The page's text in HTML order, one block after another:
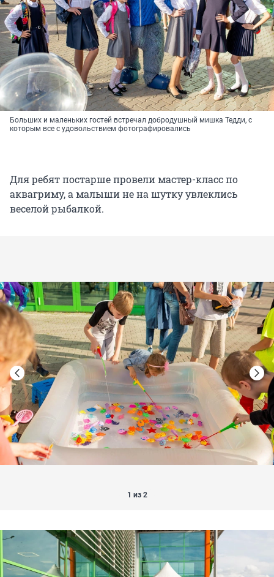
Больших и маленьких гостей встречал добродушный мишка Тедди, с
которым все с удовольствием фотографировались
Для ребят постарше провели мастер-класс по
аквагриму, а малыши не на шутку увлеклись
веселой рыбалкой.
1 из 2